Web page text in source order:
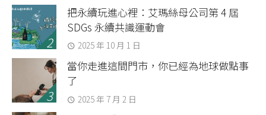
把永續玩進心裡：艾瑪絲母公司第 4 屆
SDGs 永續共識運動會
2025 年 10 月 1 日
當你走進這間門市，你已經為地球做點事
了
2025 年 7 月 2 日